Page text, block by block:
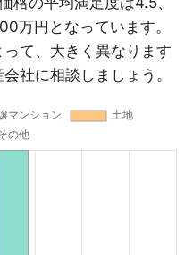
万円となっています。
て、大きく異なります
社に相談しましょう。